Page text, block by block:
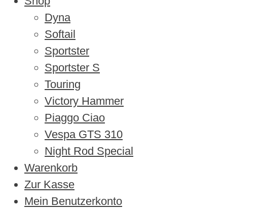
Dyna
Softail
Sportster
Sportster S
Touring
Victory Hammer
Piaggo Ciao
Vespa GTS 310
Night Rod Special
Warenkorb
Zur Kasse
Mein Benutzerkonto